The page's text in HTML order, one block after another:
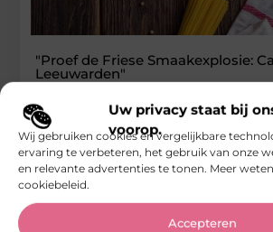
Uw privacy staat bij
voorop.
Wij gebruiken cookies en vergelijkbare
ervaring te verbeteren, het gebruik van onze
en relevante advertenties te tonen. Meer
cookiebeleid.
Accepteren
"Proef de Friese Smaakexplosie:
Leeuwarden"
De Exquise Smaak van Catering Er zijn veel
inschakelen van een professionele cateraar
evenementen. Hier
...
Eten En Drinken